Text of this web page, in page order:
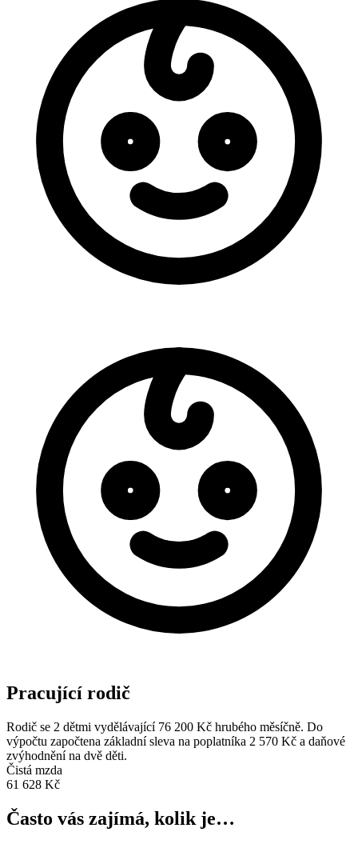
Pracující rodič
Rodič se 2 dětmi vydělávající 76 200 Kč hrubého měsíčně. Do
výpočtu započtena základní sleva na poplatníka 2 570 Kč a daňové
zvýhodnění na dvě děti.
Čistá mzda
61 628 Kč
Často vás zajímá, kolik je…